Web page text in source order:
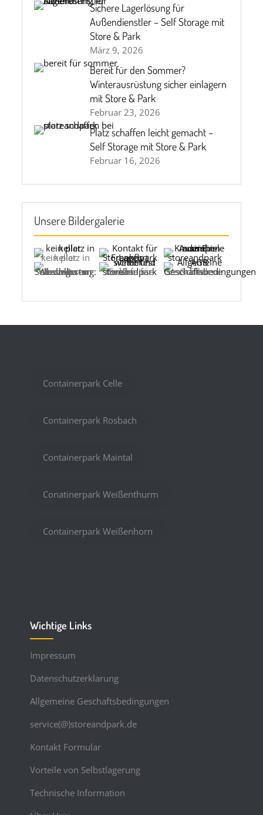
Sichere Lagerlösung für
Außendienstler – Self Storage mit
Store & Park
März 9, 2026
Bereit für den Sommer?
Winterausrüstung sicher einlagern
mit Store & Park
Februar 23, 2026
Platz schaffen leicht gemacht –
Self Storage mit Store & Park
Februar 16, 2026
Unsere Bildergalerie
kein platz in keller
Selbstlagerung: Was man tun und wissen sollte
Größen für Ihre Bedürfnisse Verschiedene Größen
Containerpark Celle
Containerpark Rosbach
Containerpark Maintal
Conatinerpark Weißenthurm
Containerpark Weißenhorn
Wichtige Links
Impressum
Datenschutzerklarung
Allgemeine Geschaftsbedingungen
service(@)storeandpark.de
Kontakt Formular
Vorteile von Selbstlagerung
Technische Information